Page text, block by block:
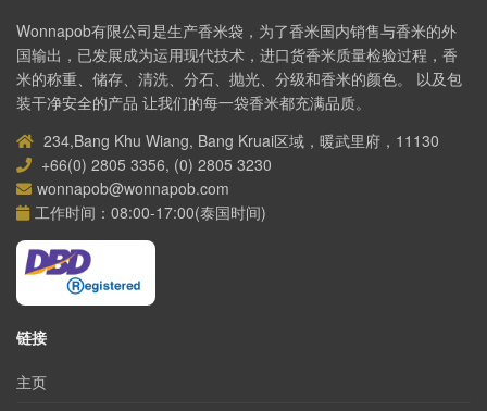
Wonnapob有限公司是生产香米袋，为了香米国内销售与香米的外
国输出，已发展成为运用现代技术，进口货香米质量检验过程，香
米的称重、储存、清洗、分石、抛光、分级和香米的颜色。 以及包
装干净安全的产品 让我们的每一袋香米都充满品质。
234,Bang Khu Wiang, Bang Kruai区域，暖武里府，11130
+66(0) 2805 3356, (0) 2805 3230
wonnapob@wonnapob.com
工作时间：08:00-17:00(泰国时间)
链接
主页